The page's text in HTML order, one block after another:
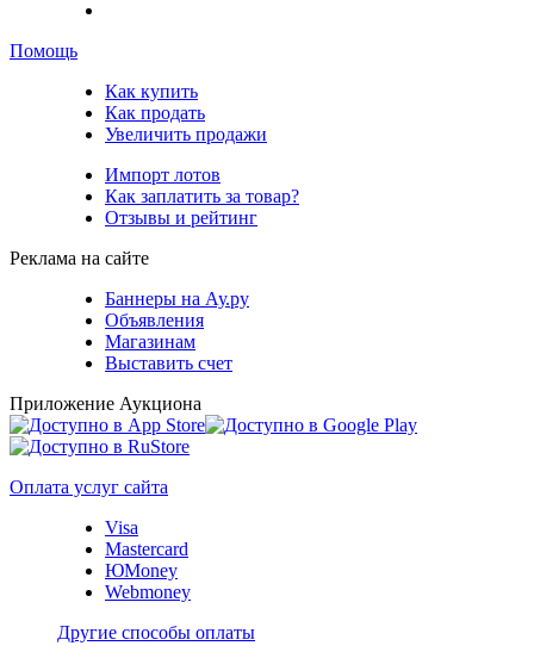
Помощь
Как купить
Как продать
Увеличить продажи
Импорт лотов
Как заплатить за товар?
Отзывы и рейтинг
Реклама на сайте
Баннеры на Ау.ру
Объявления
Магазинам
Выставить счет
Приложение Аукциона
Оплата услуг сайта
Visa
Mastercard
ЮMoney
Webmoney
Другие способы оплаты